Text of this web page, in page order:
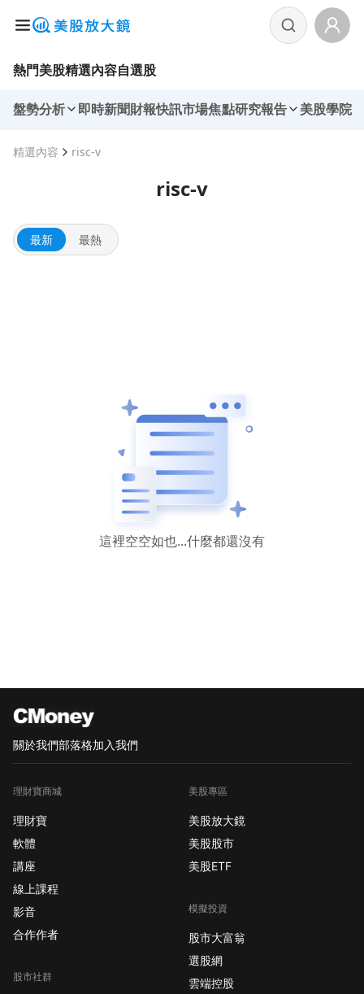
熱門美股精選內容自選股
盤勢分析 即時新聞財報快訊市場焦點研究報告 美股學院
精選內容 risc-v
risc-v
最新 最熱
這裡空空如也...什麼都還沒有
關於我們部落格加入我們
理財寶商城
理財寶
軟體
講座
線上課程
影音
合作作者
股市社群
美股專區
美股放大鏡
美股股市
美股ETF
模擬投資
股市大富翁
選股網
雲端控股